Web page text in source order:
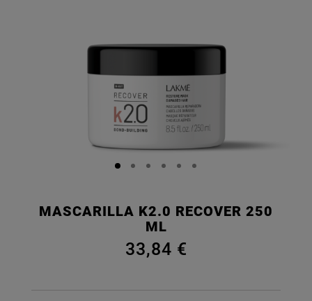
MASCARILLA K2.0 RECOVER 250
ML
33,84 €